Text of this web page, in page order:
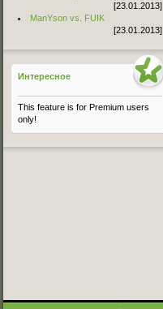
[23.01.2013]
ManYson vs. FUIK
[23.01.2013]
Интересное
This feature is for Premium users
only!